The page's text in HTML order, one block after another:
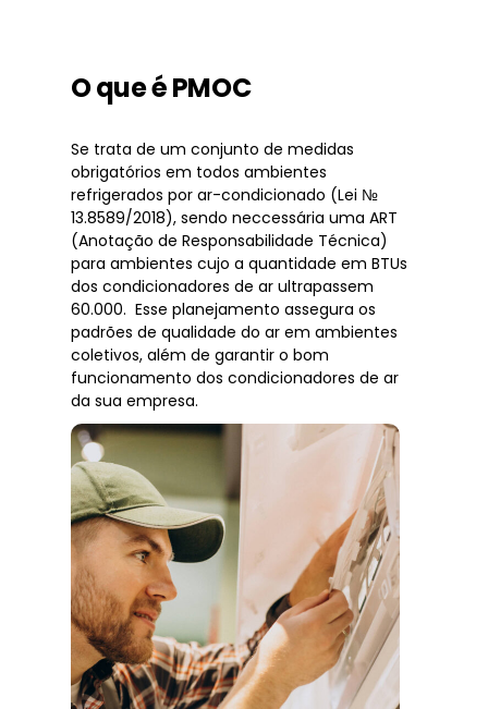
O que é PMOC
Se trata de um conjunto de medidas
obrigatórios em todos ambientes
refrigerados por ar-condicionado (Lei №
13.8589/2018), sendo neccessária uma ART
(Anotação de Responsabilidade Técnica)
para ambientes cujo a quantidade em BTUs
dos condicionadores de ar ultrapassem
60.000. Esse planejamento assegura os
padrões de qualidade do ar em ambientes
coletivos, além de garantir o bom
funcionamento dos condicionadores de ar
da sua empresa.